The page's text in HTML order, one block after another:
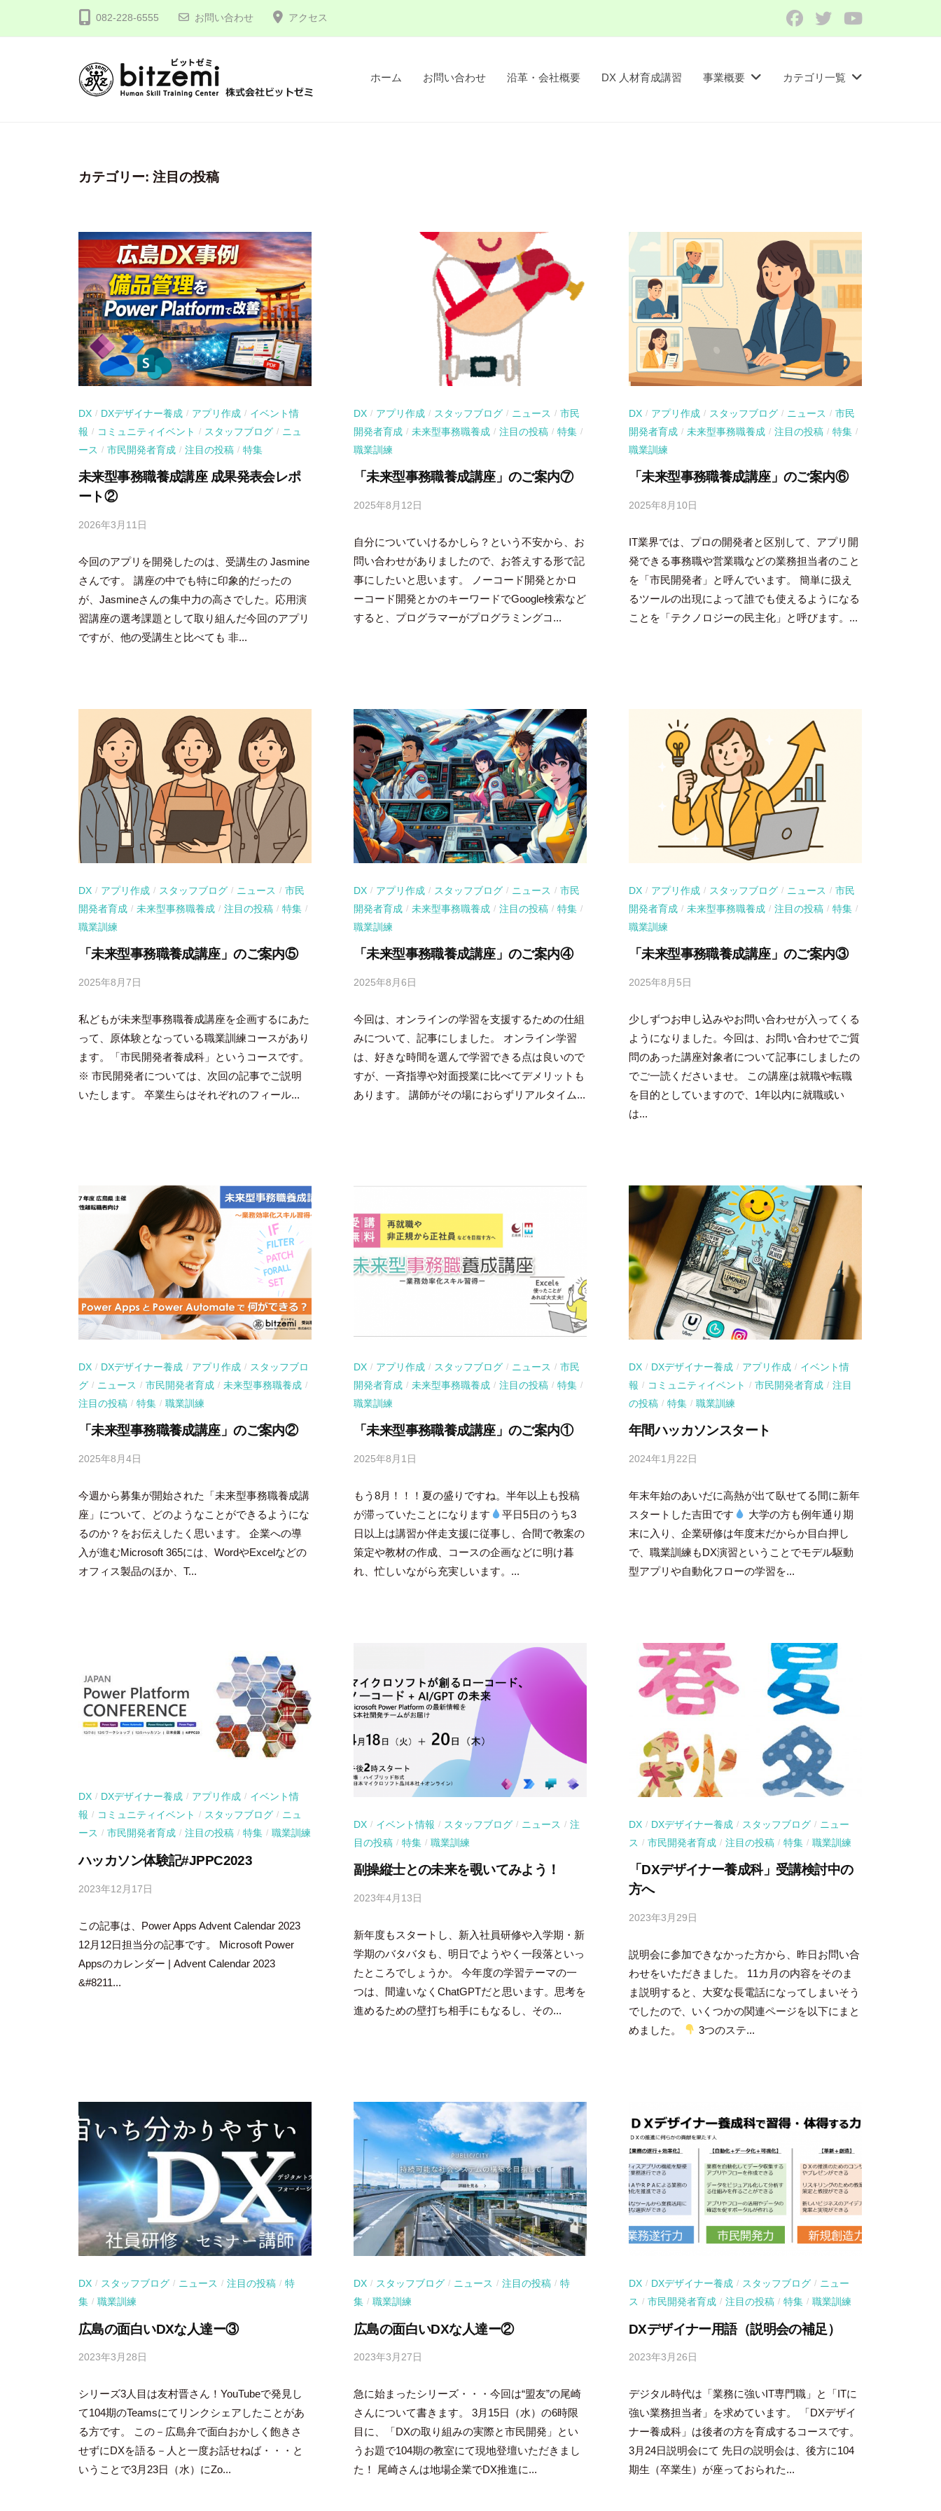
082-228-6555 お問い合わせ アクセス Facebook
TwitterYouTube
社
ト
ゼ
ミ
を
る
！
ホーム お問い合わせ 沿革・会社概要 DX 人材育成講習​ 事業概要 カテゴリ一覧
カテゴリー: 注目の投稿
DX / DXデザイナー養成 / アプリ作成 / イベント情
報 / コミュニティイベント / スタッフブログ / ニュ
ース / 市民開発者育成 / 注目の投稿 / 特集
未来型事務職養成講座 成果発表会レポ
ート②
2026年3月11日
吉
田
豪
今回のアプリを開発したのは、受講生の Jasmine
さんです。 講座の中でも特に印象的だったの
が、Jasmineさんの集中力の高さでした。応用演
習講座の選考課題として取り組んだ今回のアプリ
ですが、他の受講生と比べても 非...
DX / アプリ作成 / スタッフブログ / ニュース / 市民
開発者育成 / 未来型事務職養成 / 注目の投稿 / 特集 /
職業訓練
「未来型事務職養成講座」のご案内⑦
2025年8月12日
吉
田
豪
自分についていけるかしら？という不安から、お
問い合わせがありましたので、お答えする形で記
事にしたいと思います。 ノーコード開発とかロ
ーコード開発とかのキーワードでGoogle検索など
すると、プログラマーがプログラミングコ...
DX / アプリ作成 / スタッフブログ / ニュース / 市民
開発者育成 / 未来型事務職養成 / 注目の投稿 / 特集 /
職業訓練
「未来型事務職養成講座」のご案内⑥
2025年8月10日
吉
田
豪
IT業界では、プロの開発者と区別して、アプリ開
発できる事務職や営業職などの業務担当者のこと
を「市民開発者」と呼んでいます。 簡単に扱え
るツールの出現によって誰でも使えるようになる
ことを「テクノロジーの民主化」と呼びます。...
DX / アプリ作成 / スタッフブログ / ニュース / 市民
開発者育成 / 未来型事務職養成 / 注目の投稿 / 特集 /
職業訓練
「未来型事務職養成講座」のご案内⑤
2025年8月7日
吉
田
豪
私どもが未来型事務職養成講座を企画するにあた
って、原体験となっている職業訓練コースがあり
ます。「市民開発者養成科」というコースです。
※ 市民開発者については、次回の記事でご説明
いたします。 卒業生らはそれぞれのフィール...
DX / アプリ作成 / スタッフブログ / ニュース / 市民
開発者育成 / 未来型事務職養成 / 注目の投稿 / 特集 /
職業訓練
「未来型事務職養成講座」のご案内④
2025年8月6日
吉
田
豪
今回は、オンラインの学習を支援するための仕組
みについて、記事にしました。 オンライン学習
は、好きな時間を選んで学習できる点は良いので
すが、一斉指導や対面授業に比べてデメリットも
あります。 講師がその場におらずリアルタイム...
DX / アプリ作成 / スタッフブログ / ニュース / 市民
開発者育成 / 未来型事務職養成 / 注目の投稿 / 特集 /
職業訓練
「未来型事務職養成講座」のご案内③
2025年8月5日
吉
田
豪
少しずつお申し込みやお問い合わせが入ってくる
ようになりました。今回は、お問い合わせでご質
問のあった講座対象者について記事にしましたの
でご一読くださいませ。 この講座は就職や転職
を目的としていますので、1年以内に就職或い
は...
DX / DXデザイナー養成 / アプリ作成 / スタッフブロ
グ / ニュース / 市民開発者育成 / 未来型事務職養成 /
注目の投稿 / 特集 / 職業訓練
「未来型事務職養成講座」のご案内②
2025年8月4日
吉
豪
今週から募集が開始された「未来型事務職養成講
座」について、どのようなことができるようにな
るのか？をお伝えしたく思います。 企業への導
入が進むMicrosoft 365には、WordやExcelなどの
オフィス製品のほか、T...
DX / アプリ作成 / スタッフブログ / ニュース / 市民
開発者育成 / 未来型事務職養成 / 注目の投稿 / 特集 /
職業訓練
「未来型事務職養成講座」のご案内①
2025年8月1日
吉
田
豪
もう8月！！！夏の盛りですね。半年以上も投稿
が滞っていたことになります
平日5日のうち3
日以上は講習か伴走支援に従事し、合間で教案の
策定や教材の作成、コースの企画などに明け暮
れ、忙しいながら充実しいます。...
DX / DXデザイナー養成 / アプリ作成 / イベント情
報 / コミュニティイベント / 市民開発者育成 / 注目
の投稿 / 特集 / 職業訓練
年間ハッカソンスタート
2024年1月22日
吉
田
豪
年末年始のあいだに高熱が出て臥せてる間に新年
スタートした吉田です
大学の方も例年通り期
末に入り、企業研修は年度末だからか目白押し
で、職業訓練もDX演習ということでモデル駆動
型アプリや自動化フローの学習を...
DX / DXデザイナー養成 / アプリ作成 / イベント情
報 / コミュニティイベント / スタッフブログ / ニュ
ース / 市民開発者育成 / 注目の投稿 / 特集 / 職業訓練
ハッカソン体験記#JPPC2023
2023年12月17日
吉
田
豪
この記事は、Power Apps Advent Calendar 2023
12月12日担当分の記事です。 Microsoft Power
Appsのカレンダー | Advent Calendar 2023
&#8211...
DX / イベント情報 / スタッフブログ / ニュース / 注
目の投稿 / 特集 / 職業訓練
副操縦士との未来を覗いてみよう！
2023年4月13日
吉
田
豪
新年度もスタートし、新入社員研修や入学期・新
学期のバタバタも、明日でようやく一段落といっ
たところでしょうか。 今年度の学習テーマの一
つは、間違いなくChatGPTだと思います。思考を
進めるための壁打ち相手にもなるし、その...
DX / DXデザイナー養成 / スタッフブログ / ニュー
ス / 市民開発者育成 / 注目の投稿 / 特集 / 職業訓練
「DXデザイナー養成科」受講検討中の
方へ
2023年3月29日
吉
田
豪
説明会に参加できなかった方から、昨日お問い合
わせをいただきました。 11カ月の内容をそのま
ま説明すると、大変な長電話になってしまいそう
でしたので、いくつかの関連ページを以下にまと
めました。
3つのステ...
DX / スタッフブログ / ニュース / 注目の投稿 / 特
集 / 職業訓練
広島の面白いDXな人達ー③
2023年3月28日
吉
田
豪
シリーズ3人目は友村晋さん！YouTubeで発見し
て104期のTeamsにてリンクシェアしたことがあ
る方です。 この－広島弁で面白おかしく飽きさ
せずにDXを語る－人と一度お話せねば・・・と
いうことで3月23日（水）にZo...
DX / スタッフブログ / ニュース / 注目の投稿 / 特
集 / 職業訓練
広島の面白いDXな人達ー②
2023年3月27日
吉
田
豪
急に始まったシリーズ・・・今回は“盟友”の尾崎
さんについて書きます。 3月15日（水）の6時限
目に、「DXの取り組みの実際と市民開発」とい
うお題で104期の教室にて現地登壇いただきまし
た！ 尾崎さんは地場企業でDX推進に...
DX / DXデザイナー養成 / スタッフブログ / ニュー
ス / 市民開発者育成 / 注目の投稿 / 特集 / 職業訓練
DXデザイナー用語（説明会の補足）
2023年3月26日
吉
田
豪
デジタル時代は「業務に強いIT専門職」と「ITに
強い業務担当者」を求めています。 「DXデザイ
ナー養成科」は後者の方を育成するコースです。
3月24日説明会にて 先日の説明会は、後方に104
期生（卒業生）が座っておられた...
式
会
ビ
ッ